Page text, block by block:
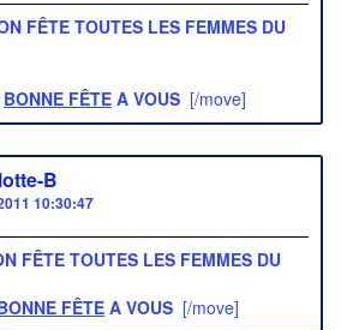
FÊTE TOUTES LES FEMMES DU
BONNE FÊTE A VOUS [/move]
B
10:30:47
FÊTE TOUTES LES FEMMES DU
FÊTEA VOUS [/move]